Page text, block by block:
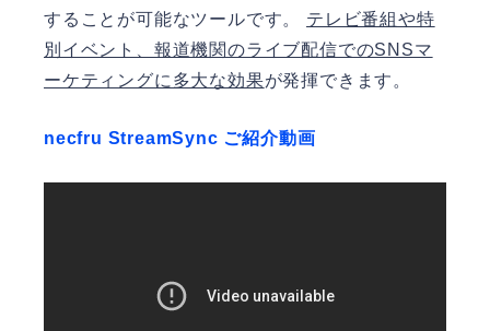
することが可能なツールです。 テレビ番組や特
別イベント、報道機関のライブ配信でのSNSマ
ーケティングに多大な効果が発揮できます。
necfru StreamSync ご紹介動画